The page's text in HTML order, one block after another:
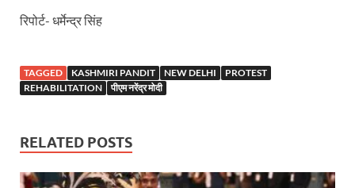
पीएम मोदी के संबोधन की बड़ी बातें
Char Dham Yatra Action Plan: चारधाम यात्रा-
Katra Banihal Special Train: कटरा – बनिहाल के
रिपोर्ट- धर्मेन्द्र सिंह
TAGGED KASHMIRI PANDIT NEW DELHI
PROTEST
REHABILITATION
पीएम नरेंद्र मोदी
RELATED POSTS